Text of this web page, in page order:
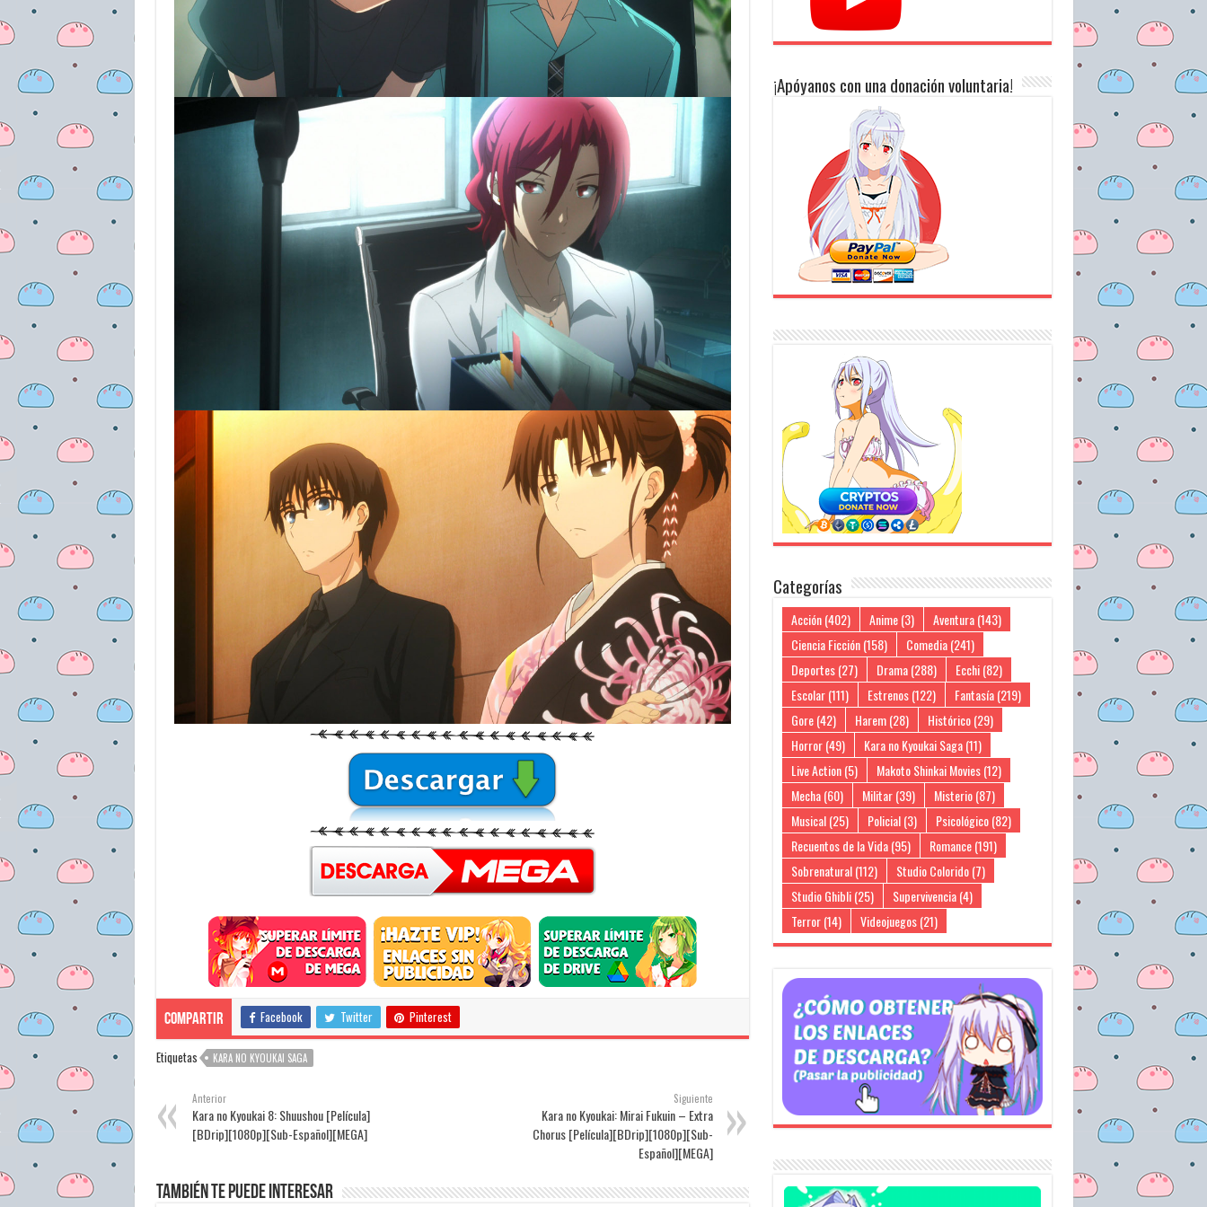
Compartir Facebook Twitter Pinterest
Etiquetas KARA NO KYOUKAI SAGA
Anterior
Kara no Kyoukai 8: Shuushou [Película]
[BDrip][1080p][Sub-Español][MEGA]
Siguiente
Kara no Kyoukai: Mirai Fukuin – Extra
Chorus [Película][BDrip][1080p][Sub-
Español][MEGA]
También te puede interesar
¡Apóyanos con una donación voluntaria!
Categorías
Acción(402) Anime(3) Aventura(143)
Ciencia Ficción(158) Comedia(241)
Deportes(27) Drama(288) Ecchi(82)
Escolar(111) Estrenos(122) Fantasía(219)
Gore(42) Harem(28) Histórico(29)
Horror(49) Kara no Kyoukai Saga(11)
Live Action(5) Makoto Shinkai Movies(12)
Mecha(60) Militar(39) Misterio(87)
Musical(25) Policial(3) Psicológico(82)
Recuentos de la Vida(95) Romance(191)
Sobrenatural(112) Studio Colorido(7)
Studio Ghibli(25) Supervivencia(4)
Terror(14) Videojuegos(21)